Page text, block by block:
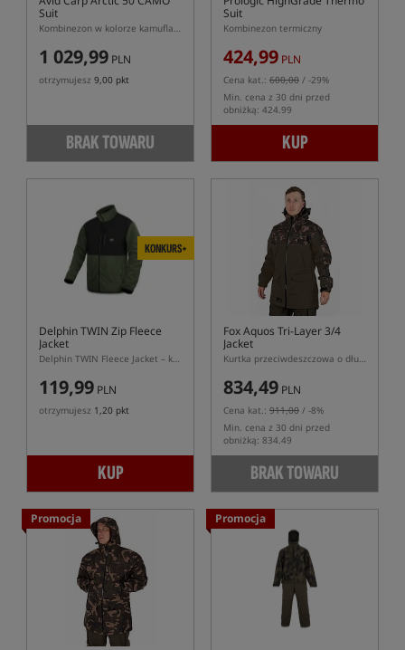
Suit
Kombinezon w kolorze kamuflażu
1 029,99 PLN
otrzymujesz 9,00 pkt
BRAK TOWARU
Suit
Kombinezon termiczny
424,99 PLN
Cena kat.: 600,00 / -29%
Min. cena z 30 dni przed
obniżką: 424.99
KUP
KONKURS+
Delphin TWIN Zip Fleece
Jacket
Delphin TWIN Fleece Jacket – kurtka polarowa wędkarska
119,99 PLN
otrzymujesz 1,20 pkt
KUP
Fox Aquos Tri-Layer 3/4
Jacket
Kurtka przeciwdeszczowa o długości 3/4
834,49 PLN
Cena kat.: 911,00 / -8%
Min. cena z 30 dni przed
obniżką: 834.49
BRAK TOWARU
Promocja Promocja